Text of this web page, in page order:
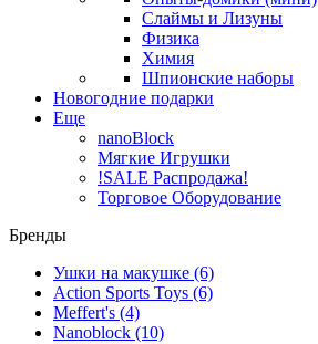
Слаймы и Лизуны
Физика
Химия
Шпионские наборы
Новогодние подарки
Еще
nanoBlock
Мягкие Игрушки
!SALE Распродажа!
Торговое Оборудование
Бренды
Ушки на макушке (6)
Action Sports Toys (6)
Meffert's (4)
Nanoblock (10)